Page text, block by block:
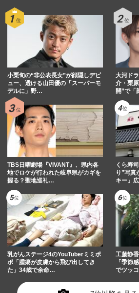
小栗旬の“非公表長女”が顔隠しデビ
ュー、透ける山田優の「スーパーモ
デルに」野…
大河ド
介・栗
開”で
TBS日曜劇場『VIVANT』、県内各
地でロケが行われた岐阜県がカギを
握る？聖地巡礼…
くら寿
り”写真
キー」
乳がんステージ4のYouTuberミミポ
ポ「腫瘍が皮膚から飛び出してき
た」34歳で余命…
工藤静
「季節
でツッ